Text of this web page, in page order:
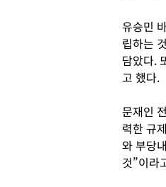
유승민
립하는
담았다.
고 했다.
문재인
력한 규
와 부당
것”이라